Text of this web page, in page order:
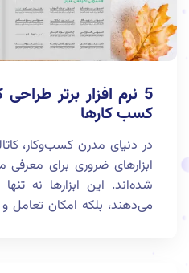
5 نرم افزار برتر
کسب کارها
در دنیای مدرن کسب‌وکار،
ابزارهای ضروری برای
شده‌اند. این ابزارها نه
می‌دهند، بلکه امکان تعامل